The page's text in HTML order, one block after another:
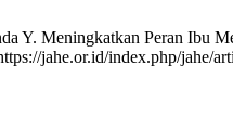
Y. Meningkatkan Peran Ibu
jahe.or.id/index.php/jahe/